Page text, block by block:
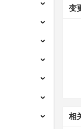
变
相